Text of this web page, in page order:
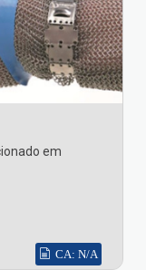
em
CA: N/A